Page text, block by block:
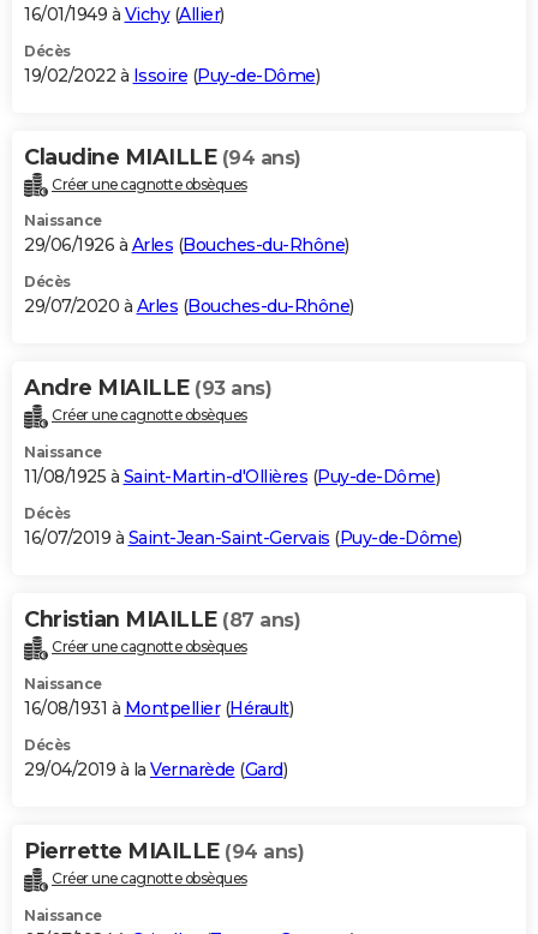
16/01/1949 à Vichy(Allier)
Décès
19/02/2022 à Issoire (Puy-de-Dôme)
Claudine MIAILLE (94 ans)
Créer une cagnotte obsèques
Naissance
29/06/1926 à Arles (Bouches-du-Rhône)
Décès
29/07/2020 à Arles (Bouches-du-Rhône)
Andre MIAILLE (93 ans)
Créer une cagnotte obsèques
Naissance
11/08/1925 à Saint-Martin-d'Ollières (Puy-de-Dôme)
Décès
16/07/2019 à Saint-Jean-Saint-Gervais (Puy-de-Dôme)
Christian MIAILLE (87 ans)
Créer une cagnotte obsèques
Naissance
16/08/1931 à Montpellier(Hérault)
Décès
29/04/2019 à la Vernarède (Gard)
Pierrette MIAILLE (94 ans)
Créer une cagnotte obsèques
Naissance